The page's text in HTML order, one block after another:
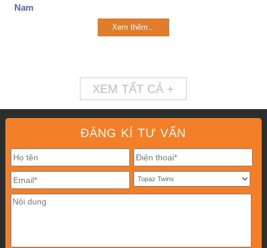
Nam
Xem thêm...
XEM TẤT CẢ +
ĐĂNG KÍ TƯ VẤN